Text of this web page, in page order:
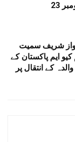
شریف سمیت
ایم پاکستان کے
کے انتقال پر